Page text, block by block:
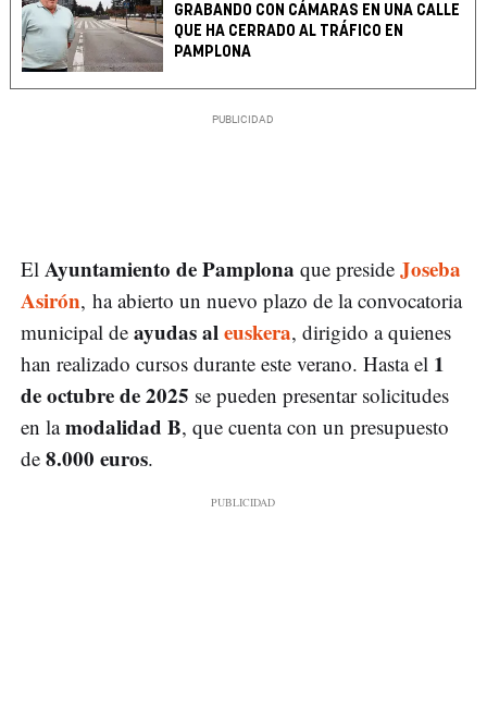
GRABANDO CON CÁMARAS EN UNA CALLE
QUE HA CERRADO AL TRÁFICO EN
PAMPLONA
El Ayuntamiento de Pamplona que preside Joseba
Asirón, ha abierto un nuevo plazo de la convocatoria
municipal de ayudas aleuskera, dirigido a quienes
han realizado cursos durante este verano. Hasta el 1
de octubre de 2025 se pueden presentar solicitudes
en lamodalidad B, que cuenta con un presupuesto
de 8.000 euros.